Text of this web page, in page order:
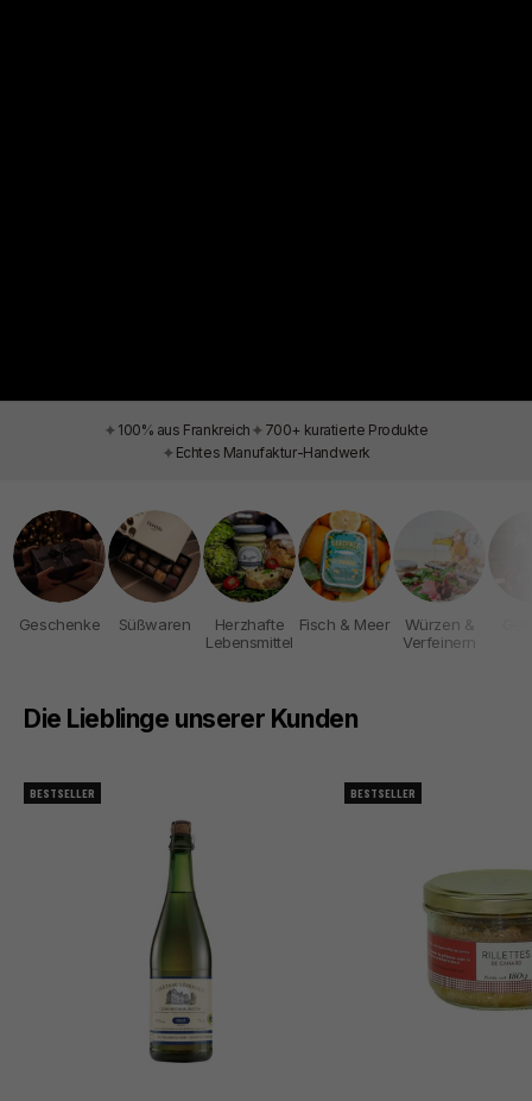
✦ 100% aus Frankreich ✦ 700+ kuratierte Produkte
✦ Echtes Manufaktur-Handwerk
Geschenke Süßwaren
Herzhafte
Lebensmittel
Fisch & Meer
Würzen &
Verfeinern
Die Lieblinge unserer Kunden
BESTSELLER BESTSELLER